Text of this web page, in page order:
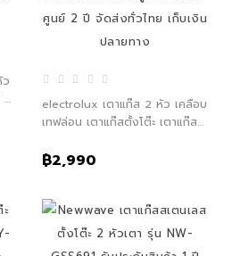
สี
electrolux เตาแก๊ส 2 หัว เคลือบ
เทฟล่อน เตาแก๊สตั้งโต๊ะ เตาแก๊สอี
ถูก รับประกันศูนย์ 2 ปี จัดส่งทั่ว
฿2,990